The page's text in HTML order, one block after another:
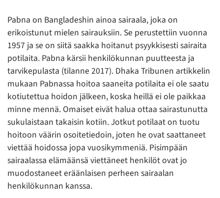
Pabna on Bangladeshin ainoa sairaala, joka on
erikoistunut mielen sairauksiin. Se perustettiin vuonna
1957 ja se on siitä saakka hoitanut psyykkisesti sairaita
potilaita. Pabna kärsii henkilökunnan puutteesta ja
tarvikepulasta (tilanne 2017). Dhaka Tribunen artikkelin
mukaan Pabnassa hoitoa saaneita potilaita ei ole saatu
kotiutettua hoidon jälkeen, koska heillä ei ole paikkaa
minne mennä. Omaiset eivät halua ottaa sairastunutta
sukulaistaan takaisin kotiin. Jotkut potilaat on tuotu
hoitoon väärin osoitetiedoin, joten he ovat saattaneet
viettää hoidossa jopa vuosikymmeniä. Pisimpään
sairaalassa elämäänsä viettäneet henkilöt ovat jo
muodostaneet eräänlaisen perheen sairaalan
henkilökunnan kanssa.